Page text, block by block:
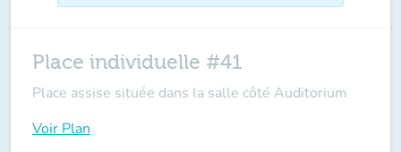
Place individuelle #41
Place assise située dans la salle côté Auditorium
Voir Plan